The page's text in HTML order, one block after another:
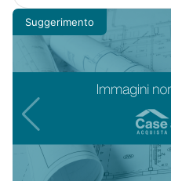
Suggerimento